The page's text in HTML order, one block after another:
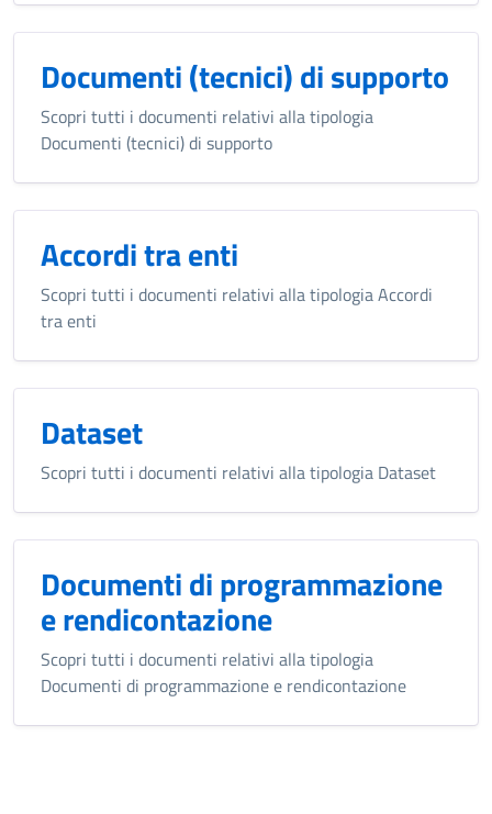
Documenti (tecnici) di supporto
Scopri tutti i documenti relativi alla tipologia
Documenti (tecnici) di supporto
Accordi tra enti
Scopri tutti i documenti relativi alla tipologia Accordi
tra enti
Dataset
Scopri tutti i documenti relativi alla tipologia Dataset
Documenti di programmazione
e rendicontazione
Scopri tutti i documenti relativi alla tipologia
Documenti di programmazione e rendicontazione